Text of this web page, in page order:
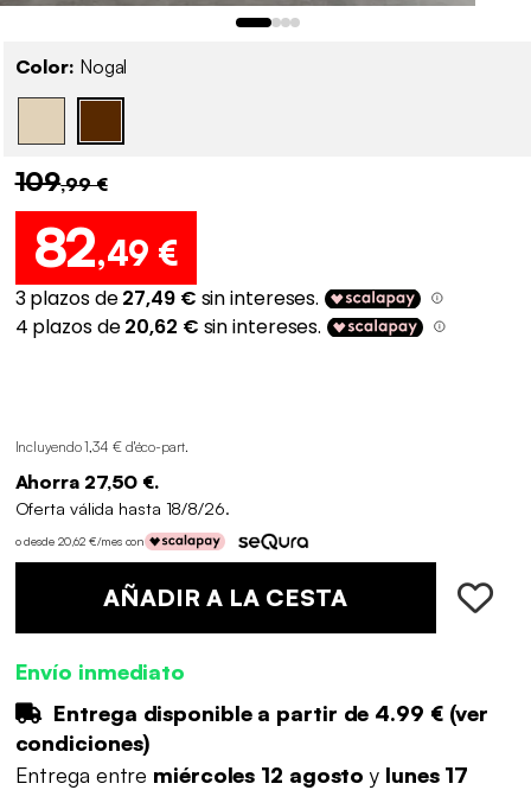
Color: Nogal
109,99 €
82,49 €
Incluyendo 1,34 € d'éco-part.
Ahorra 27,50 €.
Oferta válida hasta 18/8/26.
o desde 20,62 €/mes con
AÑADIR A LA CESTA
Envío inmediato
Entrega disponible a partir de 4.99 €(ver
condiciones)
Entrega entre miércoles 12 agostoy lunes 17